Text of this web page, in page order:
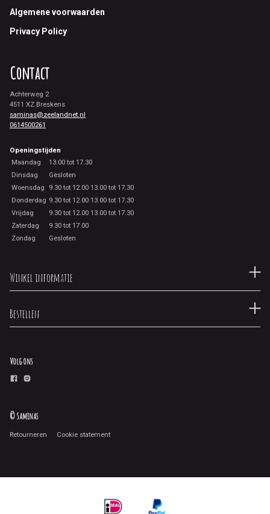
Footer
Algemene voorwaarden
Privacy Policy
Contact
Achterweg 2
4511 XZ Breskens
saminas@zeelandnet.nl
0614500261
Openingstijden
Maandag
13.00 tot 17.30
Dinsdag
Gesloten
Woensdag
9.30 tot 12.00 13.00 tot 17.30
Donderdag 9.30 tot 12.00 13.00 tot 17.30
Vrijdag
9.30 tot 12.00 13.00 tot 17.30
Zaterdag
9.30 tot 17.00
Zondag
Gesloten
Winkel informatie
Bestellen
Volg ons
© Saminas
Retourneren Cookie statement